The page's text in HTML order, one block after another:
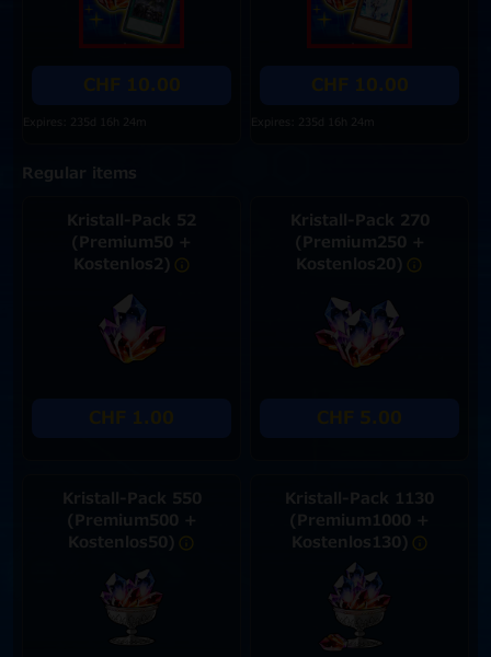
Expires: 235d 16h 24m Expires: 235d 16h 24m
Regular items
Kristall-Pack 52
(Premium50 +
Kostenlos2)
Kristall-Pack 270
(Premium250 +
Kostenlos20)
Kristall-Pack 550
(Premium500 +
Kostenlos50)
Kristall-Pack 1130
(Premium1000 +
Kostenlos130)